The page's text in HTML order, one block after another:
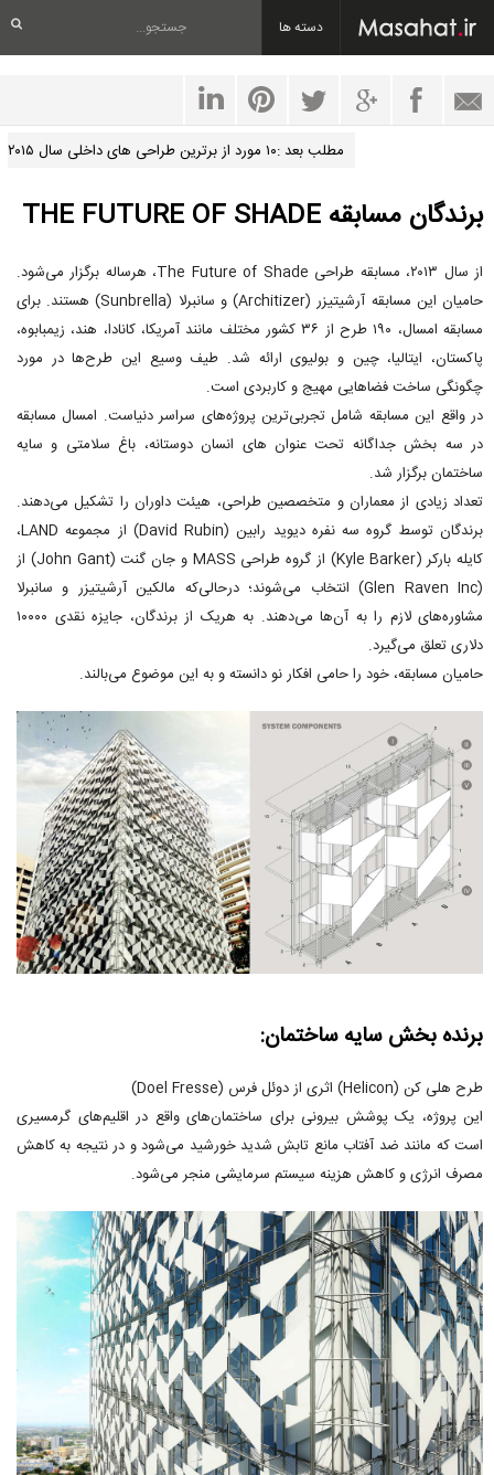
دسته ها
مطلب بعد :۱۰ مورد از برترین طراحی های داخلی سال ۲۰۱۵
برندگان مسابقه THE FUTURE OF SHADE
از سال ۲۰۱۳، مسابقه طراحی The Future of Shade، هرساله برگزار می‌شود.
حامیان این مسابقه آرشیتیزر (Architizer) و سانبرلا (Sunbrella) هستند. برای
مسابقه امسال، ۱۹۰ طرح از ۳۶ کشور مختلف مانند آمریکا، کانادا، هند، زیمبابوه،
پاکستان، ایتالیا، چین و بولیوی ارائه شد. طیف وسیع این طرح‌ها در مورد
چگونگی ساخت فضاهایی مهیج و کاربردی است.
در واقع این مسابقه شامل تجربی‌ترین پروژه‌های سراسر دنیاست. امسال مسابقه
در سه بخش جداگانه تحت عنوان های انسان دوستانه، باغ سلامتی و سایه
ساختمان برگزار شد.
تعداد زیادی از معماران و متخصصین طراحی، هیئت داوران را تشکیل می‌دهند.
برندگان توسط گروه سه نفره دیوید رابین (David Rubin) از مجموعه LAND،
کایله بارکر (Kyle Barker) از گروه طراحی MASS و جان گنت (John Gant) از
(Glen Raven Inc) انتخاب می‌شوند؛ درحالی‌که مالکین آرشیتیزر و سانبرلا
مشاوره‌های لازم را به آن‌ها می‌دهند. به هریک از برندگان، جایزه نقدی ۱۰۰۰۰
دلاری تعلق می‌گیرد.
حامیان مسابقه، خود را حامی افکار نو دانسته و به این موضوع می‌بالند.
برنده بخش سایه ساختمان:
طرح هلی کن (Helicon) اثری از دوئل فرس (Doel Fresse)
این پروژه، یک پوشش بیرونی برای ساختمان‌های واقع در اقلیم‌های گرمسیری
است که مانند ضد آفتاب مانع تابش شدید خورشید می‌شود و در نتیجه به کاهش
مصرف انرژی و کاهش هزینه سیستم سرمایشی منجر می‌شود.